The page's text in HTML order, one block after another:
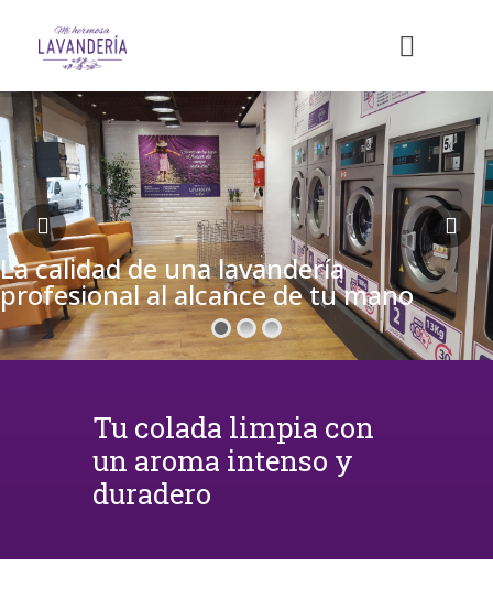
La calidad de una lavandería
profesional al alcance de tu mano
Tu colada limpia con
un aroma intenso y
duradero